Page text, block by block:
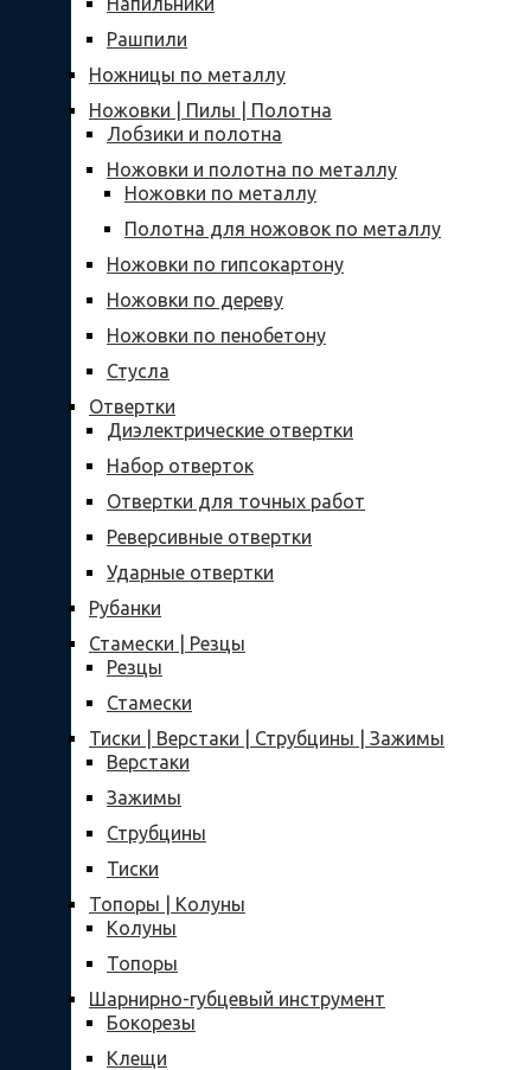
Рашпили
Ножницы по металлу
Ножовки | Пилы | Полотна
Лобзики и полотна
Ножовки и полотна по металлу
Ножовки по металлу
Полотна для ножовок по металлу
Ножовки по гипсокартону
Ножовки по дереву
Ножовки по пенобетону
Стусла
Отвертки
Диэлектрические отвертки
Набор отверток
Отвертки для точных работ
Реверсивные отвертки
Ударные отвертки
Рубанки
Стамески | Резцы
Резцы
Стамески
Тиски | Верстаки | Струбцины | Зажимы
Верстаки
Зажимы
Струбцины
Тиски
Топоры | Колуны
Колуны
Топоры
Шарнирно-губцевый инструмент
Бокорезы
Клещи